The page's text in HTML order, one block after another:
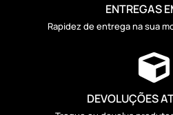
ENTREGAS
Rapidez de entrega na sua

DEVOLUÇÕES